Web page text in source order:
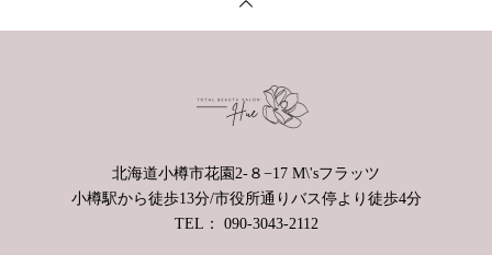
北海道小樽市花園2-８−17 M\'sフラッツ
小樽駅から徒歩13分/市役所通りバス停より徒歩4分
TEL： 090-3043-2112